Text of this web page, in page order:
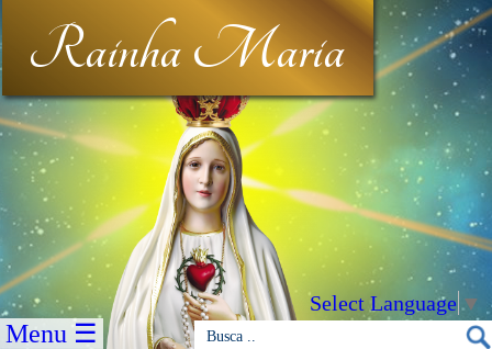
Rainha Maria
Select Language ▼
Menu ☰